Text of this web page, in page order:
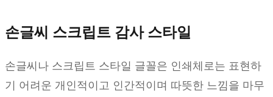
손글씨 스크립트 감사 스타일
손글씨나 스크립트 스타일 글꼴은 인쇄체로는 표현하
기 어려운 개인적이고 인간적이며 따뜻한 느낌을 마무